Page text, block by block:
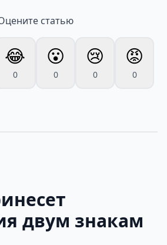
статью
😂
0
😮
0
😢
0
😡
0
двум знакам